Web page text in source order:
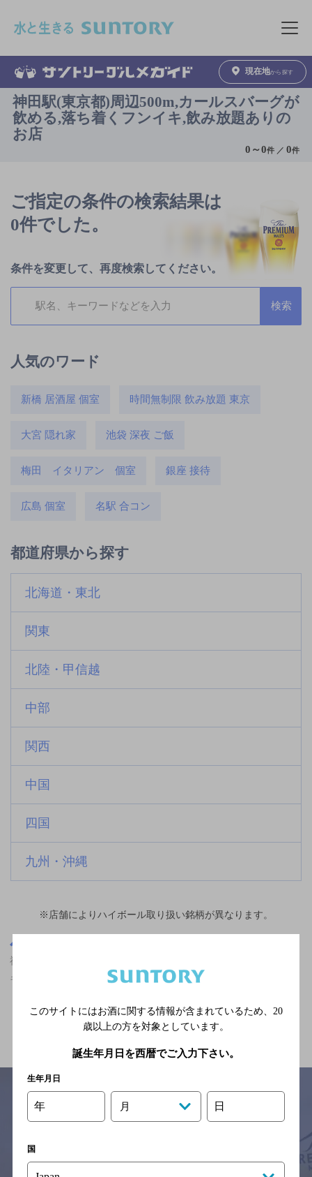
メニュ
現在地から探す
神田駅(東京都)周辺500m,カールスバーグが
飲める,落ち着くフンイキ,飲み放題ありの
お店
0 ～0件 ／0件
ご指定の条件の検索結果は
0件でした。
条件を変更して、再度検索してください。
人気のワード
新橋 居酒屋 個室 時間無制限 飲み放題 東京
大宮 隠れ家 池袋 深夜 ご飯
梅田 イタリアン 個室 銀座 接待
広島 個室 名駅 合コン
都道府県から探す
北海道・東北
関東
北陸・甲信越
中部
関西
中国
四国
九州・沖縄
※店舗によりハイボール取り扱い銘柄が異なります。
神田駅(東京都)周辺500m,カールスバーグが飲める,落ち着くフンイ
キ,飲み放題ありのお店
関連ページ
※それぞれのお店のメニューや営業時間などの掲載情報については、
予告なしに変更されることがありますので、
念のためお店にご確認の上ご来店くださいますようお願い申し上げま
このサイトにはお酒に関する情報が含まれているため、 20
歳以上の方を対象としています。
誕生年月日を西暦でご入力下さい。
生年月日
年 月 日
国